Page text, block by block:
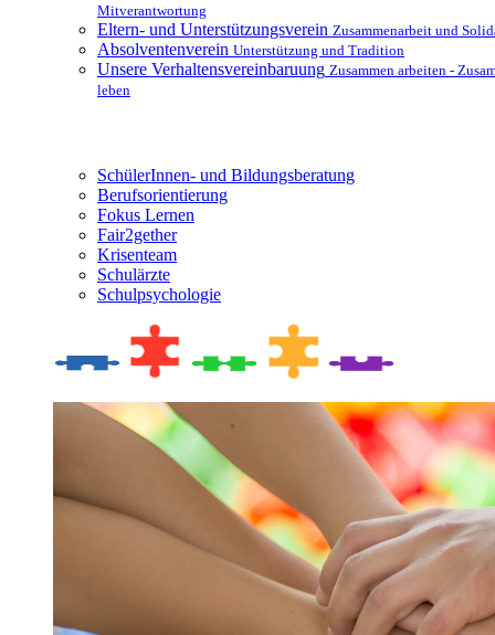
Mitverantwortung
Eltern- und Unterstützungsverein Zusammenarbeit und
Absolventenverein Unterstützung und Tradition
Unsere Verhaltensvereinbaruung Zusammen arbeiten -
leben
SchülerInnen- und Bildungsberatung
Berufsorientierung
Fokus Lernen
Fair2gether
Krisenteam
Schulärzte
Schulpsychologie